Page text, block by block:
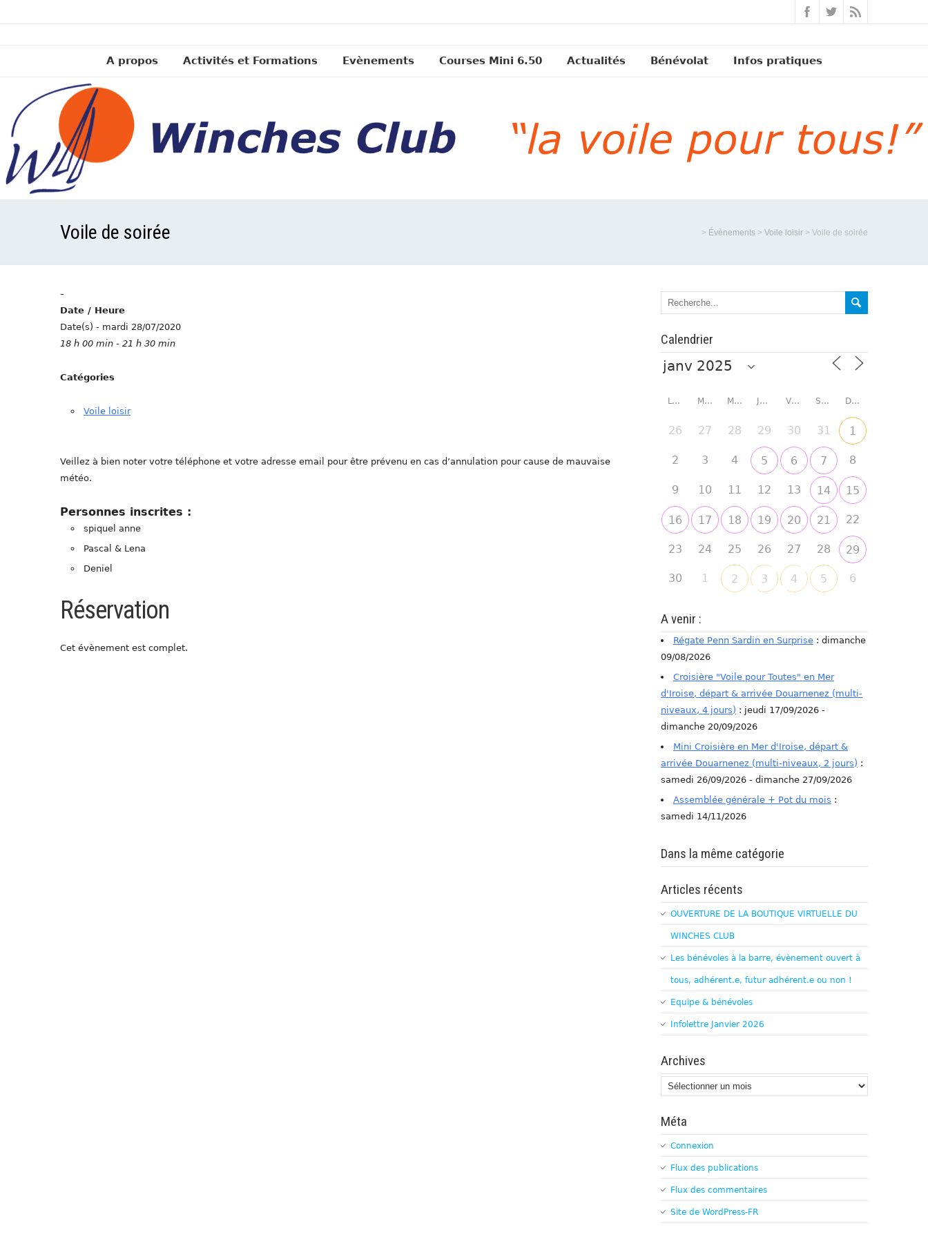
A propos Activités et Formations Evènements Courses Mini 6.50 Actualités Bénévolat Infos pratiques
Voile de soirée > Évènements > Voile loisir > Voile de soirée
-
Date / Heure
Date(s) - mardi 28/07/2020
18 h 00 min - 21 h 30 min
Catégories
Voile loisir
Veillez à bien noter votre téléphone et votre adresse email pour être prévenu en cas d’annulation pour cause de mauvaise
météo.
Personnes inscrites :
spiquel anne
Pascal & Lena
Deniel
Réservation
Cet évènement est complet.
Calendrier
LUNDI MARDI MERCREDI JEUDI VENDREDI SAMEDI DIMANCHE
26 27 28 29 30 31 1
2 3 4 5 6 7 8
9 10 11 12 13 14 15
16 17 18 19 20 21 22
23 24 25 26 27 28 29
30 1 2 3 4 5 6
A venir :
Régate Penn Sardin en Surprise : dimanche
09/08/2026
Croisière "Voile pour Toutes" en Mer
d'Iroise, départ & arrivée Douarnenez (multi-
niveaux, 4 jours) : jeudi 17/09/2026 -
dimanche 20/09/2026
Mini Croisière en Mer d'Iroise, départ &
arrivée Douarnenez (multi-niveaux, 2 jours) :
samedi 26/09/2026 - dimanche 27/09/2026
Assemblée générale + Pot du mois :
samedi 14/11/2026
Dans la même catégorie
Articles récents
OUVERTURE DE LA BOUTIQUE VIRTUELLE DU
WINCHES CLUB
Les bénévoles à la barre, évènement ouvert à
tous, adhérent.e, futur adhérent.e ou non !
Equipe & bénévoles
Infolettre Janvier 2026
Archives
Archives
Méta
Connexion
Flux des publications
Flux des commentaires
Site de WordPress-FR